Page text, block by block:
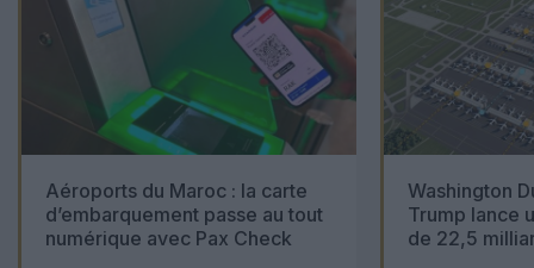
Aéroports du Maroc : la carte
d’embarquement passe au tout
numérique avec Pax Check
Washington
Trump lance
de 22,5